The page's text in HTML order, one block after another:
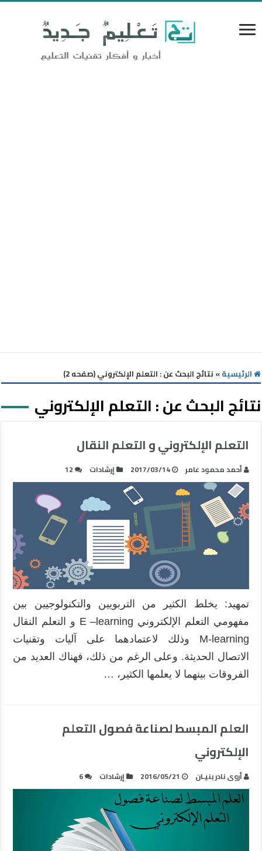
الرئيسية» نتائج البحث عن : التعلم الإلكتروني (صفحه 2)
نتائج البحث عن :التعلم الإلكتروني
التعلم الإلكتروني و التعلم النقال
أحمد محمود عامر 2017/03/14 إرشادات 12
تمهيد: يخلط الكثير من التربويين والتكنولوجيين بين
مفهومي التعلم الإلكتروني E –learning و التعلم النقال
M-learning وذلك لاعتمادهما على آليات وتقنيات
الاتصال الحديثة. وعلى الرغم من ذلك، فهناك العديد من
الفروقات بينهما لا يعلمها الكثير، …
العلم المبسط لصناعة فصول التعلم
الإلكتروني
أروى نادر بنيـان 2016/05/21 إرشادات 6